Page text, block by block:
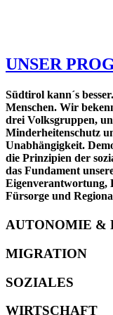
UNSER
Südtirol kann´s besser.
Menschen. Wir
drei Volksgruppen,
Minderheitenschutz
Unabhängigkeit.
die Prinzipien der
das Fundament
Eigenverantwortung,
Fürsorge und
AUTONOMIE &
MIGRATION
SOZIALES
WIRTSCHAFT